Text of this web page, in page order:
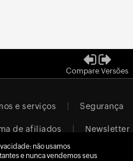
Compare Versões
e serviços Segurança
de afiliados Newsletter
Brazil
não usamos
e nunca vendemos seus